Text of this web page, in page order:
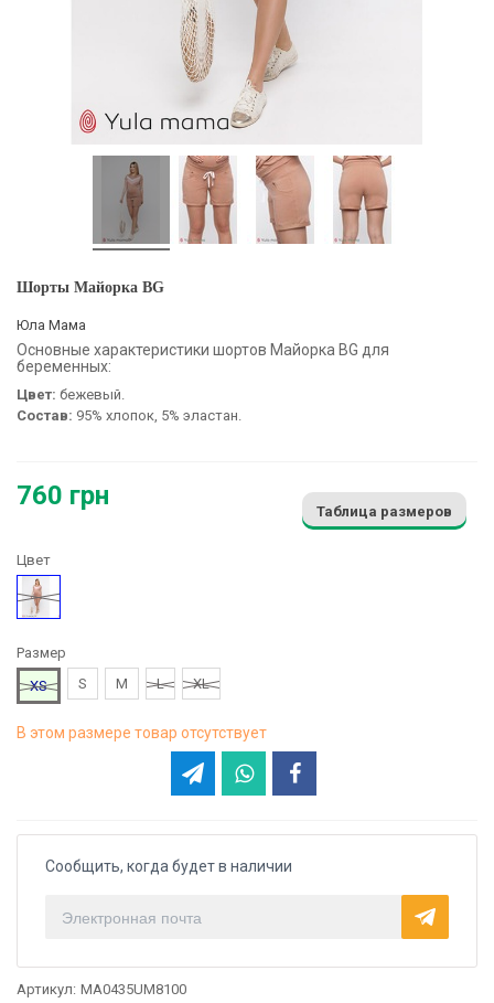
Шорты Майорка BG
Юла Мама
Основные характеристики шортов Майорка BG для
беременных:
Цвет: бежевый.
Состав: 95% хлопок, 5% эластан.
760 грн
Таблица размеров
Цвет
Бежевый
Размер
XS
S M L XL
В этом размере товар отсутствует
Сообщить, когда будет в наличии
Артикул: MA0435UM8100